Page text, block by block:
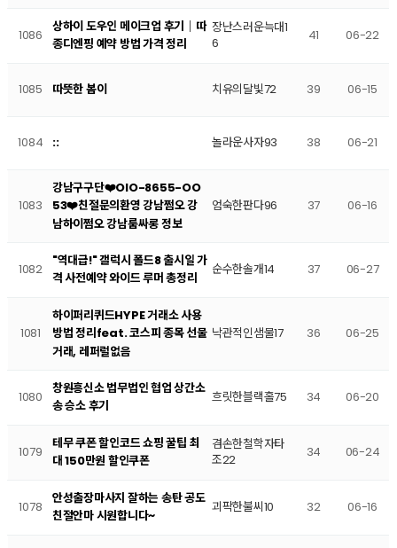
1086
상하이 도우인 메이크업 후기｜따
종디엔핑 예약 방법 가격 정리
장난스러운늑대1
6
41 06-22
1085 따뜻한 봄이 치유의달빛72 39 06-15
1084 :: 놀라운사자93 38 06-21
1083
강남구구단❤️OlO-8655-OO
53❤️친절문의환영 강남쩜오 강
남하이쩜오 강남룸싸롱 정보
엄숙한판다96 37 06-16
1082
"역대급!" 갤럭시 폴드8 출시일 가
격 사전예약 와이드 루머 총정리
순수한솔개14 37 06-27
1081
하이퍼리퀴드HYPE 거래소 사용
방법 정리feat. 코스피 종목 선물
거래, 레퍼럴없음
낙관적인샘물17 36 06-25
1080
창원흥신소 법무법인 협업 상간소
송 승소 후기
흐릿한블랙홀75 34 06-20
1079
테무 쿠폰 할인코드 쇼핑 꿀팁 최
대 150만원 할인쿠폰
겸손한철학자타
조22
34 06-24
1078
안성출장마사지 잘하는 송탄 공도
친절안마 시원합니다~
괴팍한불씨10 32 06-16